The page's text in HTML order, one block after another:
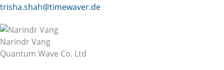
trisha.shah@timewaver.de
Narindr Vang
Quantum Wave Co. Ltd